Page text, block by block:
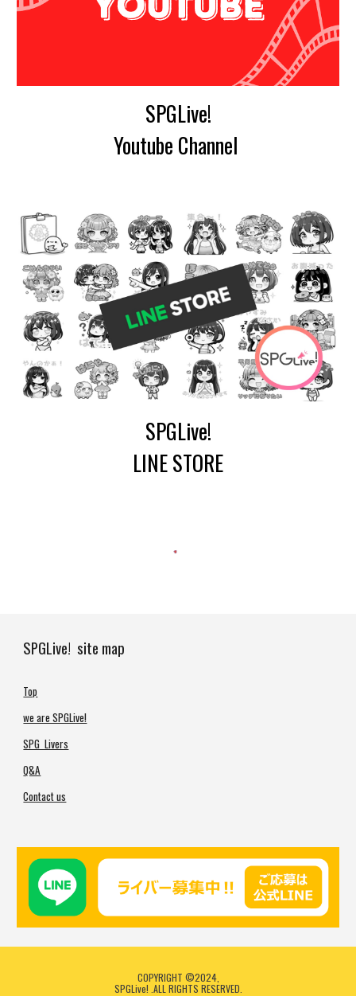
SPGLive!
Youtube Channel
SPGLive!
LINE STORE
SPGLive! site map
Top
we are SPGLive!
SPG Livers
Q&A
Contact us
COPYRIGHT ©2024,
SPGLive! .ALL RIGHTS RESERVED.